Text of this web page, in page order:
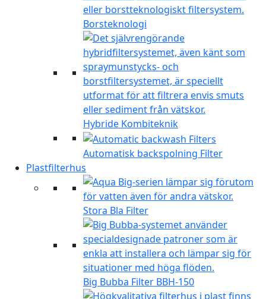
Borsteknologi
Hybride Kombiteknik
Automatisk backspolning Filter
Plastfilterhus
Stora Bla Filter
Big Bubba Filter BBH-150